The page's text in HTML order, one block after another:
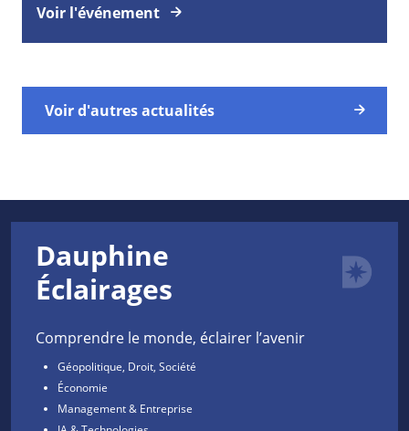
Voir l'événement
Voir d'autres actualités
Dauphine
Éclairages
Comprendre le monde, éclairer l’avenir
Géopolitique, Droit, Société
Économie
Management & Entreprise